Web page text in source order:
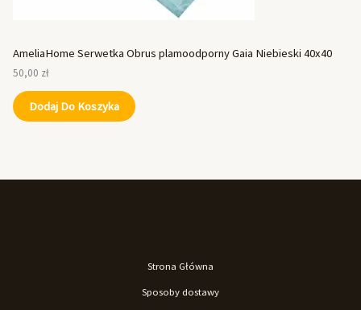
AmeliaHome Serwetka Obrus plamoodporny Gaia Niebieski 40x40
50,00 zł
Dodaj Do Koszyka
Strona Główna
Sposoby dostawy